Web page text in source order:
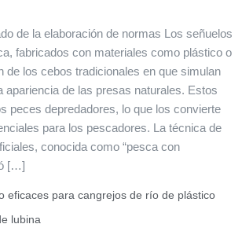
de la elaboración de normas Los señuelos
fabricados con materiales como plástico o
de los cebos tradicionales en que simulan
apariencia de las presas naturales. Estos
peces depredadores, lo que los convierte
para los pescadores. La técnica de
conocida como “pesca con
[…]
eficaces para cangrejos de río de plástico
lubina